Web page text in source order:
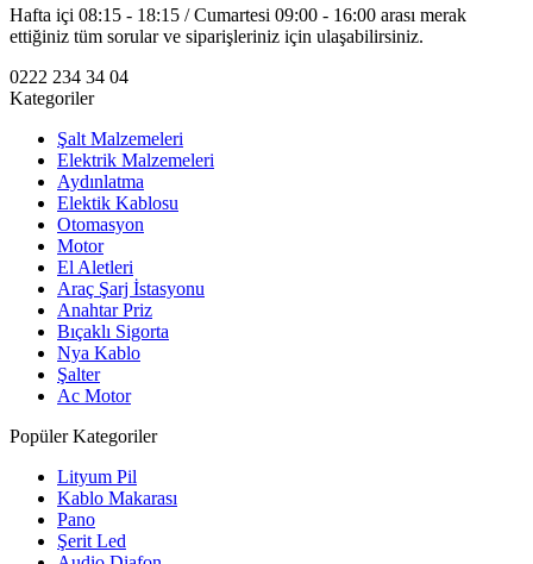
Hafta içi 08:15 - 18:15 / Cumartesi 09:00 - 16:00 arası merak
ettiğiniz tüm sorular ve siparişleriniz için ulaşabilirsiniz.
0222 234 34 04
Kategoriler
Şalt Malzemeleri
Elektrik Malzemeleri
Aydınlatma
Elektik Kablosu
Otomasyon
Motor
El Aletleri
Araç Şarj İstasyonu
Anahtar Priz
Bıçaklı Sigorta
Nya Kablo
Şalter
Ac Motor
Popüler Kategoriler
Lityum Pil
Kablo Makarası
Pano
Şerit Led